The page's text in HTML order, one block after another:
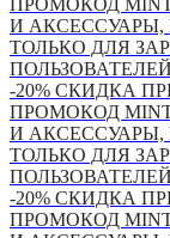
ПРОМОКОД
И
ТОЛЬКО ДЛЯ
ПОЛЬЗОВАТЕЛЕЙ
-20% СКИДКА
ПРОМОКОД
И
ТОЛЬКО ДЛЯ
ПОЛЬЗОВАТЕЛЕЙ
-20% СКИДКА
ПРОМОКОД